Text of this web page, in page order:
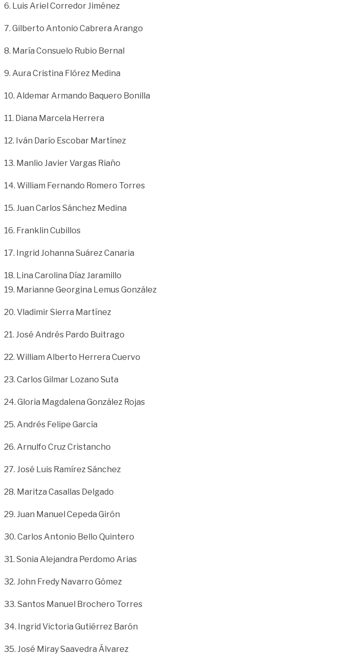
6. Luis Ariel Corredor Jiménez
7. Gilberto Antonio Cabrera Arango
8. María Consuelo Rubio Bernal
9. Aura Cristina Flórez Medina
10. Aldemar Armando Baquero Bonilla
11. Diana Marcela Herrera
12. Iván Darío Escobar Martínez
13. Manlio Javier Vargas Riaño
14. William Fernando Romero Torres
15. Juan Carlos Sánchez Medina
16. Franklin Cubillos
17. Ingrid Johanna Suárez Canaria
18. Lina Carolina Díaz Jaramillo
19. Marianne Georgina Lemus González
20. Vladimir Sierra Martínez
21. José Andrés Pardo Buitrago
22. William Alberto Herrera Cuervo
23. Carlos Gilmar Lozano Suta
24. Gloria Magdalena González Rojas
25. Andrés Felipe García
26. Arnulfo Cruz Cristancho
27. José Luis Ramírez Sánchez
28. Maritza Casallas Delgado
29. Juan Manuel Cepeda Girón
30. Carlos Antonio Bello Quintero
31. Sonia Alejandra Perdomo Arias
32. John Fredy Navarro Gómez
33. Santos Manuel Brochero Torres
34. Ingrid Victoria Gutiérrez Barón
35. José Miray Saavedra Álvarez